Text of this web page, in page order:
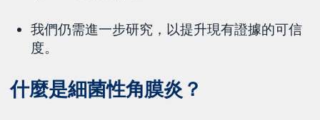
我們仍需進一步研究，以提升現有證據的可信
度。
什麼是細菌性角膜炎？